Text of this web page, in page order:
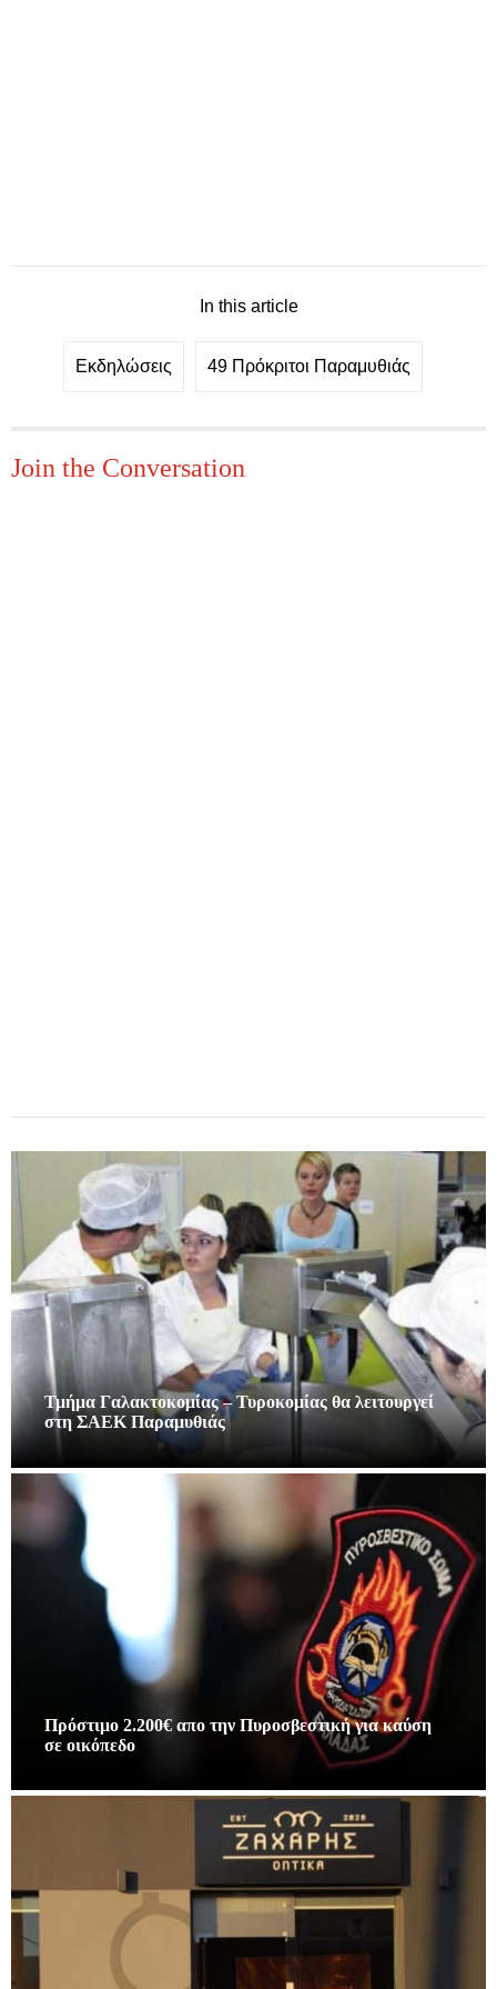
In this article
Εκδηλώσεις 49 Πρόκριτοι Παραμυθιάς
Join the Conversation
Τμήμα Γαλακτοκομίας – Τυροκομίας θα λειτουργεί
στη ΣΑΕΚ Παραμυθιάς
Πρόστιμο 2.200€ απο την Πυροσβεστική για καύση
σε οικόπεδο